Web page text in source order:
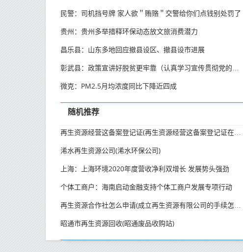
民警：司机挡号牌 家人欲＂贿赂＂交警给你们点钱别处罚了
贵州：贵州多举措释环保动态放文旅消费潜力
昌乐县：山东多地回应撤县设区、撤县设市进展
微克：PM2.5月均浓度同比下降近四成
随机推荐
浠水再生资源公司(浠水环保公司)
上海：上海环境2020年度营收净利双增长 发展势头强劲
个体工商户：海南启动金融支持个体工商户发展专项行动
昭通市再生资源回收(昭通废品收购站)